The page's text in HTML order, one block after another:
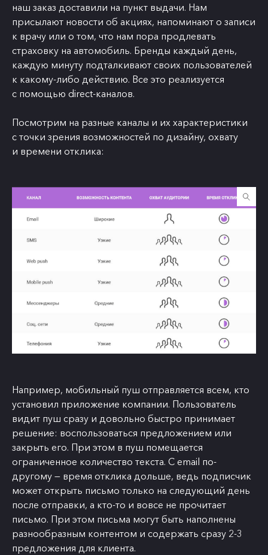
наш заказ доставили на пункт выдачи. Нам
присылают новости об акциях, напоминают о записи
к врачу или о том, что нам пора продлевать
страховку на автомобиль. Бренды каждый день,
каждую минуту подталкивают своих пользователей
к какому-либо действию. Все это реализуется
с помощью direct-каналов.
Посмотрим на разные каналы и их характеристики
с точки зрения возможностей по дизайну, охвату
и времени отклика:
Например, мобильный пуш отправляется всем, кто
установил приложение компании. Пользователь
видит пуш сразу и довольно быстро принимает
решение: воспользоваться предложением или
закрыть его. При этом в пуш помещается
ограниченное количество текста. С email по-
другому — время отклика дольше, ведь подписчик
может открыть письмо только на следующий день
после отправки, а кто-то и вовсе не прочитает
письмо. При этом письма могут быть наполнены
разнообразным контентом и содержать сразу 2-3
предложения для клиента.